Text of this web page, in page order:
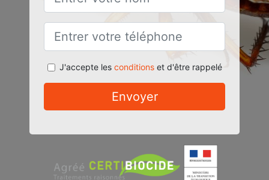
J'accepte les conditionset d'être rappelé
Envoyer